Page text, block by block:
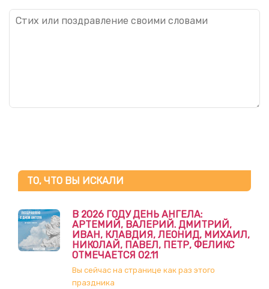
ТО, ЧТО ВЫ ИСКАЛИ
В 2026 ГОДУ ДЕНЬ АНГЕЛА:
АРТЕМИЙ, ВАЛЕРИЙ. ДМИТРИЙ,
ИВАН, КЛАВДИЯ, ЛЕОНИД, МИХАИЛ,
НИКОЛАЙ, ПАВЕЛ, ПЕТР, ФЕЛИКС
ОТМЕЧАЕТСЯ 02.11
Вы сейчас на странице как раз этого
праздника